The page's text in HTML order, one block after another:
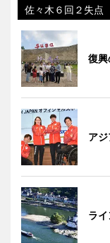
佐々木６回２失
復
ア
ラ